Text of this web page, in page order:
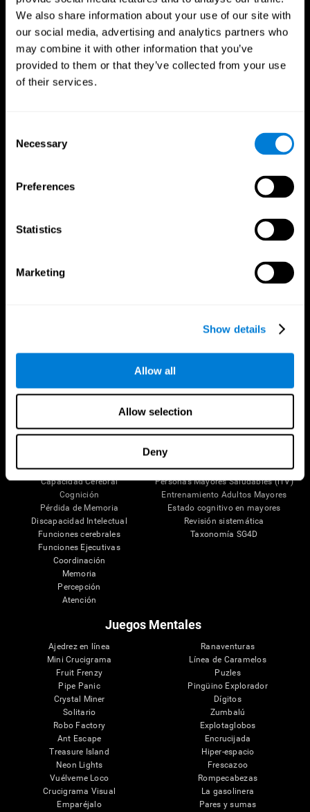
We also share information about your use of our site with
our social media, advertising and analytics partners who
may combine it with other information that you’ve
provided to them or that they’ve collected from your use
of their services.
Selection
Necessary
Preferences
Statistics
Marketing
Show details
Allow all
Allow selection
Deny
Tu Cerebro
Mente y Cerebro
Plasticidad Neuronal
Capacidad Cerebral
Cognición
Pérdida de Memoria
Discapacidad Intelectual
Funciones cerebrales
Funciones Ejecutivas
Coordinación
Memoria
Percepción
Atención
Investigación
Validación de las Terapias Digitales
Juegos de Ordenador
Evaluación Holistica
Personas Mayores Saludables (iTV)
Entrenamiento Adultos Mayores
Estado cognitivo en mayores
Revisión sistemática
Taxonomía SG4D
Juegos Mentales
Ajedrez en línea
Mini Crucigrama
Fruit Frenzy
Pipe Panic
Crystal Miner
Solitario
Robo Factory
Ant Escape
Treasure Island
Neon Lights
Vuélveme Loco
Crucigrama Visual
Emparéjalo
Ranaventuras
Línea de Caramelos
Puzles
Pingüino Explorador
Dígitos
Zumbalú
Explotaglobos
Encrucijada
Hiper-espacio
Frescazoo
Rompecabezas
La gasolinera
Pares y sumas